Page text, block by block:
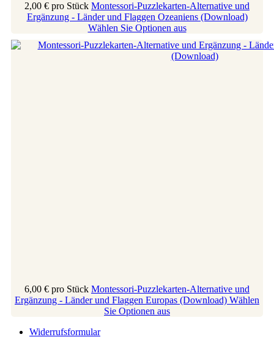
2,00 € pro Stück Montessori-Puzzlekarten-Alternative und
Ergänzung - Länder und Flaggen Ozeaniens (Download)
Wählen Sie Optionen aus
6,00 € pro Stück Montessori-Puzzlekarten-Alternative und
Ergänzung - Länder und Flaggen Europas (Download) Wählen
Sie Optionen aus
Widerrufsformular